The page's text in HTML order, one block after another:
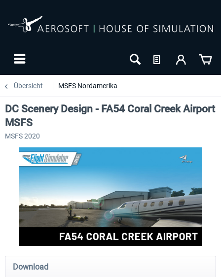
Übersicht MSFS Nordamerika
DC Scenery Design - FA54 Coral Creek Airport
MSFS
MSFS 2020
Download